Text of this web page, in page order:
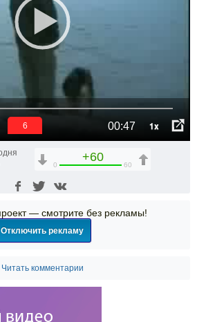
00:47 1x
6
+60
0 60
— смотрите без рекламы!
Отключить рекламу
Читать комментарии